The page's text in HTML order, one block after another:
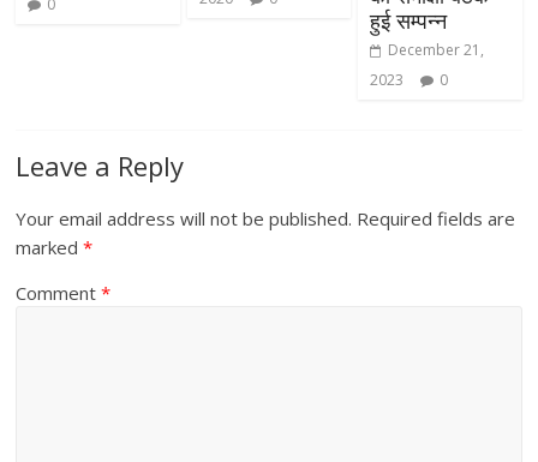
0
हुई सम्पन्न
December 21,
2023
0
Leave a Reply
Your email address will not be published. Required fields are
marked*
Comment*